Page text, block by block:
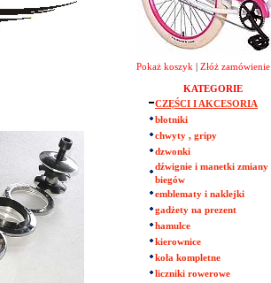
Pokaż koszyk Złóż zamówienie
KATEGORIE
CZĘŚCI I AKCESORIA
błotniki
chwyty , gripy
dzwonki
dźwignie i manetki zmiany
biegów
emblematy i naklejki
gadżety na prezent
hamulce
kierownice
koła kompletne
liczniki rowerowe